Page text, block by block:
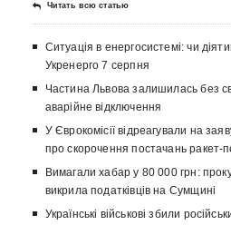
Читать всю статью
Ситуація в енергосистемі: чи
Укренерго 7 серпня
Частина Львова залишилась без
аварійне відключення
У Єврокомісії відреагували на
про скорочення постачань ракет-
Вимагали хабар у 80 000 грн:
викрила податківців на Сумщині
Українські військові збили